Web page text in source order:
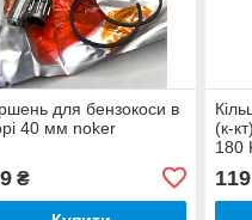
для бензокоси в
40 мм noker
₴
(к-
180
119